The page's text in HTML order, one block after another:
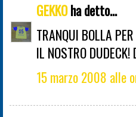
GEKKOha detto...
TRANQUI BOLLA
IL NOSTRO
15 marzo 2008 alle